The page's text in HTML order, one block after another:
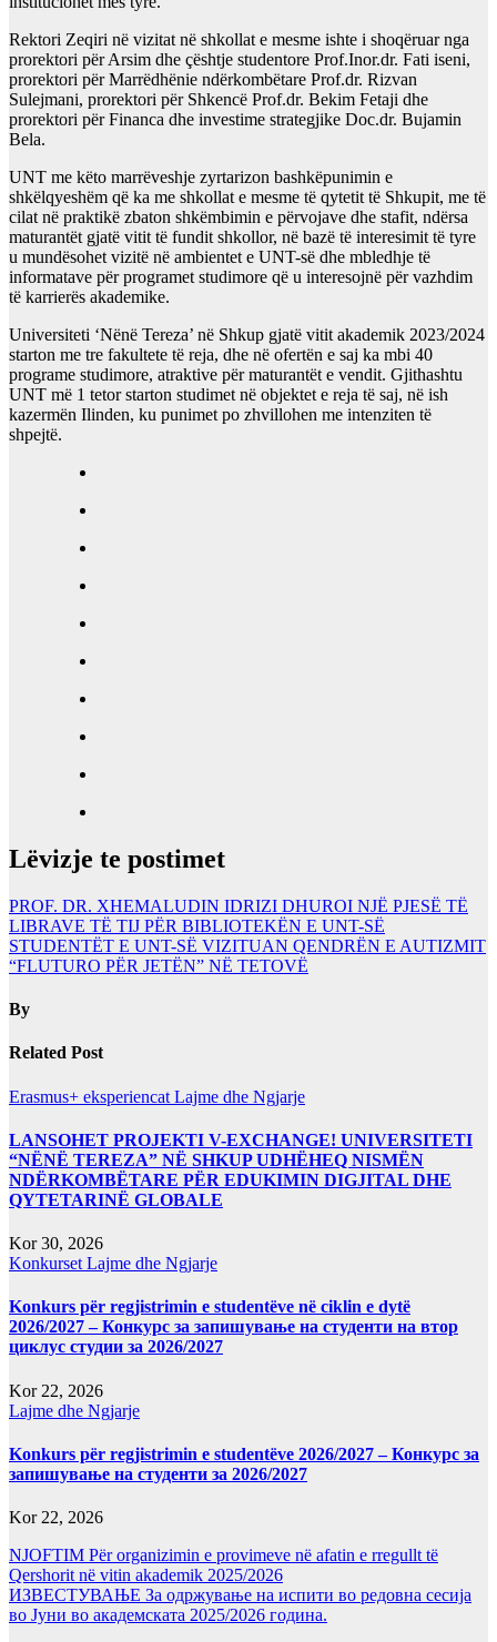
Rektori Zeqiri në vizitat në shkollat e mesme ishte i shoqëruar nga
prorektori për Arsim dhe çështje studentore Prof.Inor.dr. Fati iseni,
prorektori për Marrëdhënie ndërkombëtare Prof.dr. Rizvan
Sulejmani, prorektori për Shkencë Prof.dr. Bekim Fetaji dhe
prorektori për Financa dhe investime strategjike Doc.dr. Bujamin
Bela.
UNT me këto marrëveshje zyrtarizon bashkëpunimin e
shkëlqyeshëm që ka me shkollat e mesme të qytetit të Shkupit, me të
cilat në praktikë zbaton shkëmbimin e përvojave dhe stafit, ndërsa
maturantët gjatë vitit të fundit shkollor, në bazë të interesimit të tyre
u mundësohet vizitë në ambientet e UNT-së dhe mbledhje të
informatave për programet studimore që u interesojnë për vazhdim
të karrierës akademike.
Universiteti ‘Nënë Tereza’ në Shkup gjatë vitit akademik 2023/2024
starton me tre fakultete të reja, dhe në ofertën e saj ka mbi 40
programe studimore, atraktive për maturantët e vendit. Gjithashtu
UNT më 1 tetor starton studimet në objektet e reja të saj, në ish
kazermën Ilinden, ku punimet po zhvillohen me intenziten të
shpejtë.
Lëvizje te postimet
PROF. DR. XHEMALUDIN IDRIZI DHUROI NJË PJESË TË
LIBRAVE TË TIJ PËR BIBLIOTEKËN E UNT-SË
STUDENTËT E UNT-SË VIZITUAN QENDRËN E AUTIZMIT
“FLUTURO PËR JETËN” NË TETOVË
By
Related Post
Erasmus+ eksperiencat Lajme dhe Ngjarje
LANSOHET PROJEKTI V-EXCHANGE! UNIVERSITETI
“NËNË TEREZA” NË SHKUP UDHËHEQ NISMËN
NDËRKOMBËTARE PËR EDUKIMIN DIGJITAL DHE
QYTETARINË GLOBALE
Kor 30, 2026
Konkurset Lajme dhe Ngjarje
Konkurs për regjistrimin e studentëve në ciklin e dytë
2026/2027 – Конкурс за запишување на студенти на втор
циклус студии за 2026/2027
Kor 22, 2026
Lajme dhe Ngjarje
Konkurs për regjistrimin e studentëve 2026/2027 – Конкурс за
запишување на студенти за 2026/2027
Kor 22, 2026
NJOFTIM Për organizimin e provimeve në afatin e rregullt të
Qershorit në vitin akademik 2025/2026
ИЗВЕСТУВАЊЕ За одржување на испити во редовна сесија
во Јуни во академската 2025/2026 година.